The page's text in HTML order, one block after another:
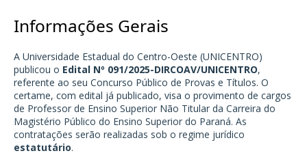
Informações Gerais
A Universidade Estadual do Centro-Oeste (UNICENTRO)
publicou o Edital Nº 091/2025-DIRCOAV/UNICENTRO,
referente ao seu Concurso Público de Provas e Títulos. O
certame, com edital já publicado, visa o provimento de cargos
de Professor de Ensino Superior Não Titular da Carreira do
Magistério Público do Ensino Superior do Paraná. As
contratações serão realizadas sob o regime jurídico
estatutário.